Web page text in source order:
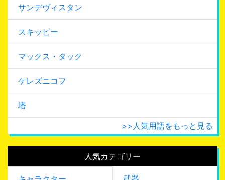
サンデヴィスタン
スキッピー
マックス・タック
ケレズニコフ
塔
>>人気用語をもっと見る
人気カテゴリー